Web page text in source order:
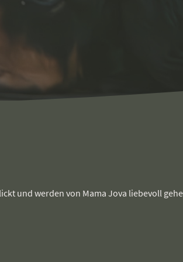
und werden von Mama Jova liebevoll